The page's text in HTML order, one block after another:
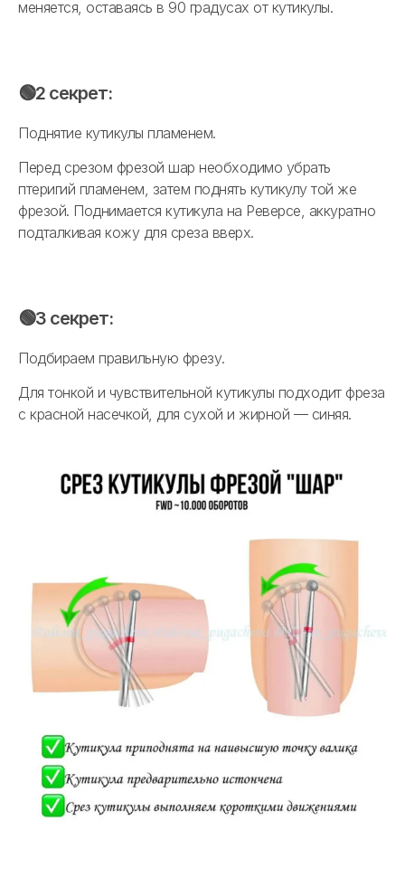
меняется, оставаясь в 90 градусах от кутикулы.
🟢2 секрет:
Поднятие кутикулы пламенем.
Перед срезом фрезой шар необходимо убрать
птеригий пламенем, затем поднять кутикулу той же
фрезой. Поднимается кутикула на Реверсе, аккуратно
подталкивая кожу для среза вверх.
🟢3 секрет:
Подбираем правильную фрезу.
Для тонкой и чувствительной кутикулы подходит фреза
с красной насечкой, для сухой и жирной — синяя.